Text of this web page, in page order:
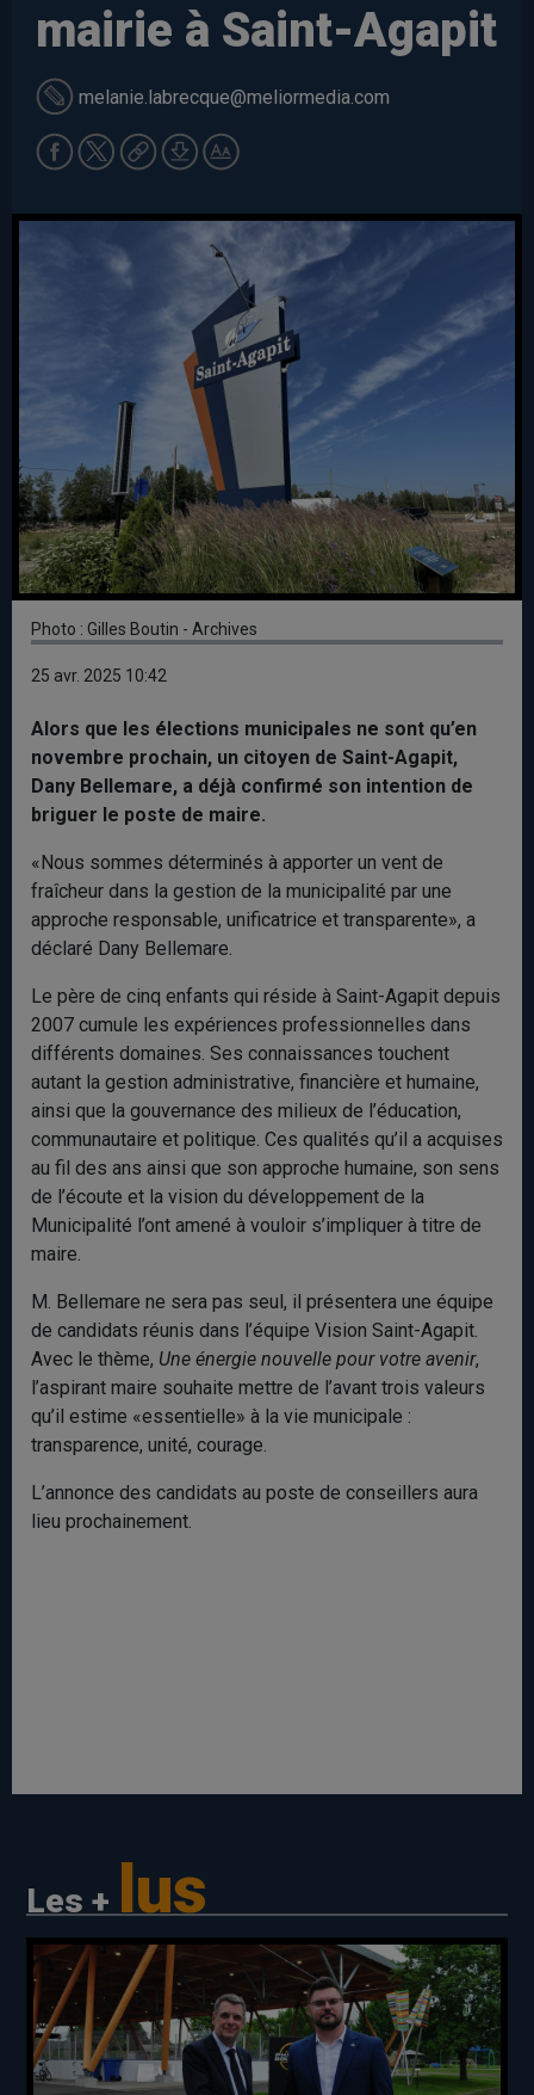
mairie à Saint-Agapit
melanie.labrecque@meliormedia.com
Photo : Gilles Boutin - Archives
25 avr. 2025 10:42
Alors que les élections municipales ne sont qu’en
novembre prochain, un citoyen de Saint-Agapit,
Dany Bellemare, a déjà confirmé son intention de
briguer le poste de maire.
«Nous sommes déterminés à apporter un vent de
fraîcheur dans la gestion de la municipalité par une
approche responsable, unificatrice et transparente», a
déclaré Dany Bellemare.
Le père de cinq enfants qui réside à Saint-Agapit depuis
2007 cumule les expériences professionnelles dans
différents domaines. Ses connaissances touchent
autant la gestion administrative, financière et humaine,
ainsi que la gouvernance des milieux de l’éducation,
communautaire et politique. Ces qualités qu’il a acquises
au fil des ans ainsi que son approche humaine, son sens
de l’écoute et la vision du développement de la
Municipalité l’ont amené à vouloir s’impliquer à titre de
maire.
M. Bellemare ne sera pas seul, il présentera une équipe
de candidats réunis dans l’équipe Vision Saint-Agapit.
Avec le thème, Une énergie nouvelle pour votre avenir,
l’aspirant maire souhaite mettre de l’avant trois valeurs
qu’il estime «essentielle» à la vie municipale :
transparence, unité, courage.
L’annonce des candidats au poste de conseillers aura
lieu prochainement.
Les + lus